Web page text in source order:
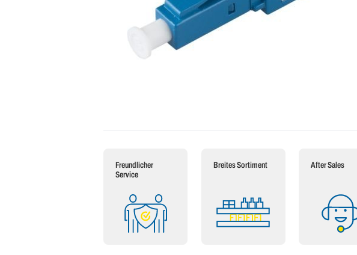
Freundlicher
Service
Breites Sortiment After Sales